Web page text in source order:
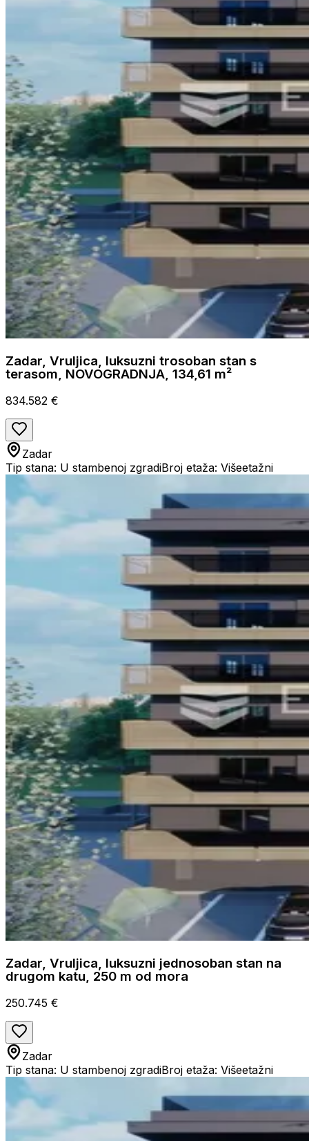
Zadar, Vruljica, luksuzni trosoban stan s
terasom, NOVOGRADNJA, 134,61 m²
834.582 €
Zadar
Tip stana: U stambenoj zgradiBroj etaža: Višeetažni
Zadar, Vruljica, luksuzni jednosoban stan na
drugom katu, 250 m od mora
250.745 €
Zadar
Tip stana: U stambenoj zgradiBroj etaža: Višeetažni